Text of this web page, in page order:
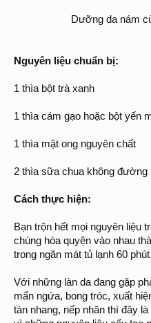
Dưỡng da nám
Nguyên liệu chuẩn bị:
1 thìa bột trà xanh
1 thìa cám gạo hoặc bột yến
1 thìa mật ong nguyên chất
2 thìa sữa chua không đường
Cách thực hiện:
Bạn trộn hết mọi nguyên liệu
chúng hòa quyện vào nhau
trong ngăn mát tủ lạnh 60
Với những làn da đang gặp
mẩn ngứa, bong tróc, xuất
tàn nhang, nếp nhăn thì đây